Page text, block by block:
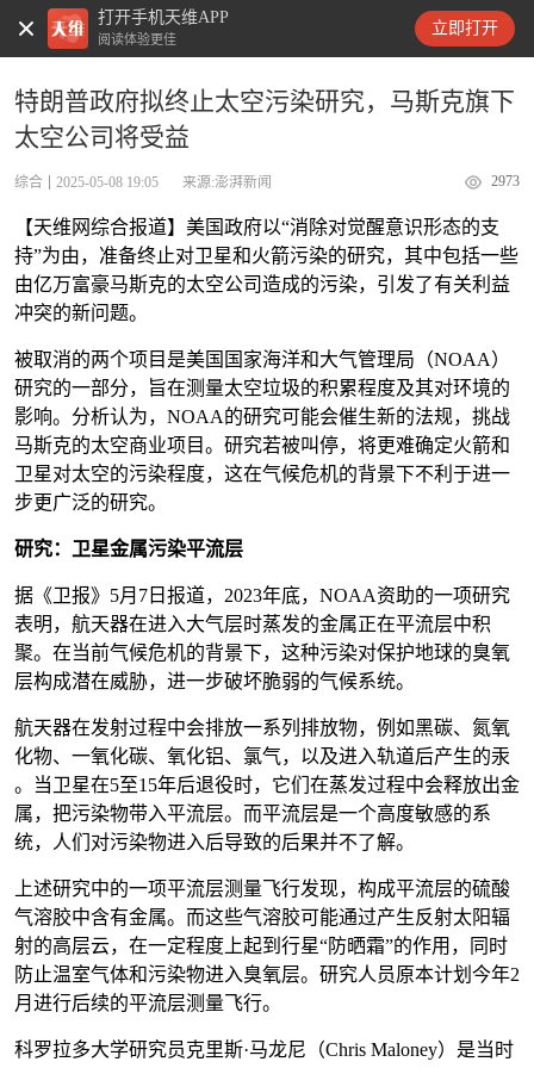
打开手机天维APP
阅读体验更佳
立即打开
天维新闻
特朗普政府拟终止太空污染研究，马斯克旗下
太空公司将受益
综合 2025-05-08 19:05 来源:澎湃新闻 2973
【天维网综合报道】美国政府以“消除对觉醒意识形态的支
持”为由，准备终止对卫星和火箭污染的研究，其中包括一些
由亿万富豪马斯克的太空公司造成的污染，引发了有关利益
冲突的新问题。
被取消的两个项目是美国国家海洋和大气管理局（NOAA）
研究的一部分，旨在测量太空垃圾的积累程度及其对环境的
影响。分析认为，NOAA的研究可能会催生新的法规，挑战
马斯克的太空商业项目。研究若被叫停，将更难确定火箭和
卫星对太空的污染程度，这在气候危机的背景下不利于进一
步更广泛的研究。
研究：卫星金属污染平流层
据《卫报》5月7日报道，2023年底，NOAA资助的一项研究
表明，航天器在进入大气层时蒸发的金属正在平流层中积
聚。在当前气候危机的背景下，这种污染对保护地球的臭氧
层构成潜在威胁，进一步破坏脆弱的气候系统。
航天器在发射过程中会排放一系列排放物，例如黑碳、氮氧
化物、一氧化碳、氧化铝、氯气，以及进入轨道后产生的汞
。当卫星在5至15年后退役时，它们在蒸发过程中会释放出金
属，把污染物带入平流层。而平流层是一个高度敏感的系
统，人们对污染物进入后导致的后果并不了解。
上述研究中的一项平流层测量飞行发现，构成平流层的硫酸
气溶胶中含有金属。而这些气溶胶可能通过产生反射太阳辐
射的高层云，在一定程度上起到行星“防晒霜”的作用，同时
防止温室气体和污染物进入臭氧层。研究人员原本计划今年2
月进行后续的平流层测量飞行。
科罗拉多大学研究员克里斯·马龙尼（Chris Maloney）是当时